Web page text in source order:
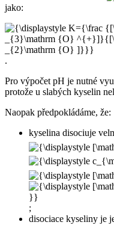
jako:
.
Pro výpočet pH je nutné
protože u slabých kyselin
Naopak předpokládáme, že:
kyselina disociuje
;
disociace kyseliny je